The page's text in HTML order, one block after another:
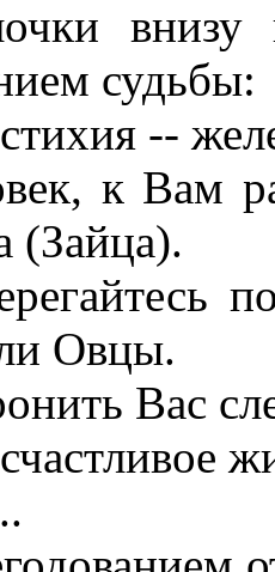
внизу
судьбы:
--
к Вам
(Зайца).
Овцы.
Вас